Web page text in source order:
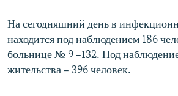
На сегодняшний день в
находится под наблюдением 186
больнице № 9 –132. Под
жительства – 396 человек.